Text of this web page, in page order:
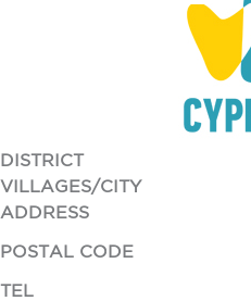
DISTRICT
VILLAGES/CITY
ADDRESS
POSTAL CODE
TEL